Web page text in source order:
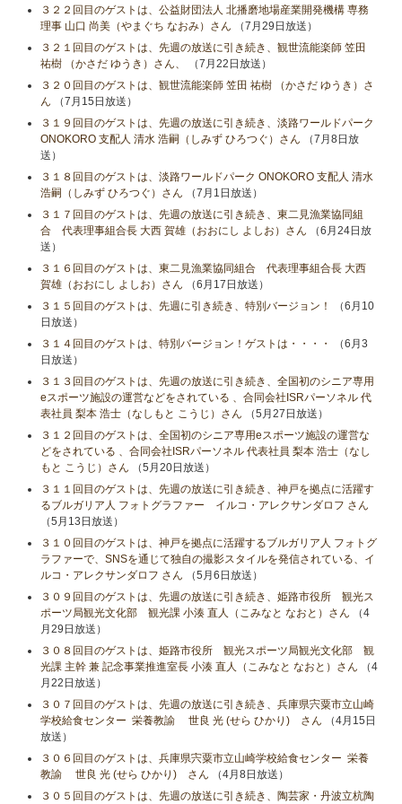
３２２回目のゲストは、公益財団法人 北播磨地場産業開発機構 専務
理事 山口 尚美（やまぐち なおみ）さん （7月29日放送）
３２１回目のゲストは、先週の放送に引き続き、観世流能楽師 笠田
祐樹 （かさだ ゆうき）さん、
（7月22日放送）
３２０回目のゲストは、観世流能楽師 笠田 祐樹 （かさだ ゆうき）さ
ん （7月15日放送）
３１９回目のゲストは、先週の放送に引き続き、淡路ワールドパーク
ONOKORO 支配人 清水 浩嗣（しみず ひろつぐ）さん （7月8日放
送）
３１８回目のゲストは、淡路ワールドパーク ONOKORO 支配人 清水
浩嗣（しみず ひろつぐ）さん （7月1日放送）
３１７回目のゲストは、先週の放送に引き続き、東二見漁業協同組
合 代表理事組合長 大西 賀雄（おおにし よしお）さん （6月24日放
送）
３１６回目のゲストは、東二見漁業協同組合 代表理事組合長 大西
賀雄（おおにし よしお）さん （6月17日放送）
３１５回目のゲストは、先週に引き続き、特別バージョン！
（6月10
日放送）
３１４回目のゲストは、特別バージョン！ゲストは・・・・
（6月3
日放送）
３１３回目のゲストは、先週の放送に引き続き、全国初のシニア専用
eスポーツ施設の運営などをされている 、合同会社ISRパーソネル 代
表社員 梨本 浩士（なしもと こうじ）さん （5月27日放送）
３１２回目のゲストは、全国初のシニア専用eスポーツ施設の運営な
どをされている 、合同会社ISRパーソネル 代表社員 梨本 浩士（なし
もと こうじ）さん （5月20日放送）
３１１回目のゲストは、先週の放送に引き続き、神戸を拠点に活躍す
るブルガリア人 フォトグラファー イルコ・アレクサンダロフ さん
（5月13日放送）
３１０回目のゲストは、神戸を拠点に活躍するブルガリア人 フォトグ
ラファーで、SNSを通じて独自の撮影スタイルを発信されている、イ
ルコ・アレクサンダロフ さん （5月6日放送）
３０９回目のゲストは、先週の放送に引き続き、姫路市役所 観光ス
ポーツ局観光文化部 観光課 小湊 直人（こみなと なおと）さん （4
月29日放送）
３０８回目のゲストは、姫路市役所 観光スポーツ局観光文化部 観
光課 主幹 兼 記念事業推進室長 小湊 直人（こみなと なおと）さん （4
月22日放送）
３０７回目のゲストは、先週の放送に引き続き、兵庫県宍粟市立山崎
学校給食センター 栄養教諭 世良 光 (せら ひかり) さん （4月15日
放送）
３０６回目のゲストは、兵庫県宍粟市立山崎学校給食センター 栄養
教諭 世良 光 (せら ひかり) さん （4月8日放送）
３０５回目のゲストは、先週の放送に引き続き、陶芸家・丹波立杭陶